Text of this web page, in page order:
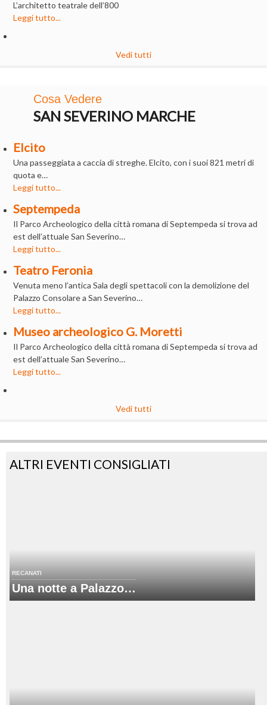
L’architetto teatrale dell’800
Leggi tutto...
Vedi tutti
Cosa Vedere
SAN SEVERINO MARCHE
Elcito
Una passeggiata a caccia di streghe. Elcito, con i suoi 821 metri di
quota e…
Leggi tutto...
Septempeda
Il Parco Archeologico della città romana di Septempeda si trova ad
est dell’attuale San Severino…
Leggi tutto...
Teatro Feronia
Venuta meno l’antica Sala degli spettacoli con la demolizione del
Palazzo Consolare a San Severino…
Leggi tutto...
Museo archeologico G. Moretti
Il Parco Archeologico della città romana di Septempeda si trova ad
est dell’attuale San Severino…
Leggi tutto...
Vedi tutti
ALTRI EVENTI CONSIGLIATI
RECANATI
Una notte a Palazzo…